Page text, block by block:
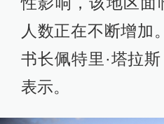
人数正在不断增加
书长佩特里·塔拉斯
表示。